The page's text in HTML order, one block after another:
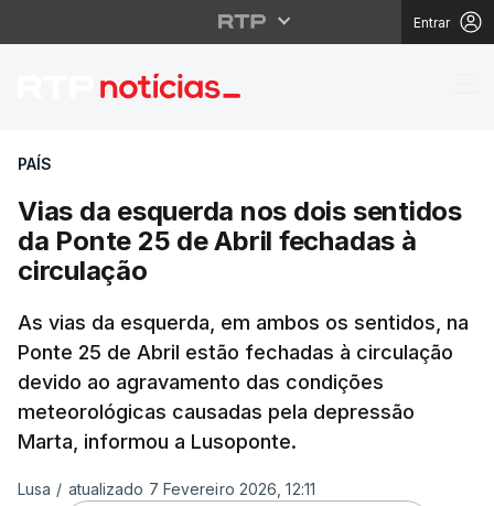
Entrar
Vias da esquerda
PAÍS
Vias da esquerda nos dois sentidos
da Ponte 25 de Abril fechadas à
circulação
As vias da esquerda, em ambos os sentidos, na
Ponte 25 de Abril estão fechadas à circulação
devido ao agravamento das condições
meteorológicas causadas pela depressão
Marta, informou a Lusoponte.
Lusa / atualizado 7 Fevereiro 2026, 12:11